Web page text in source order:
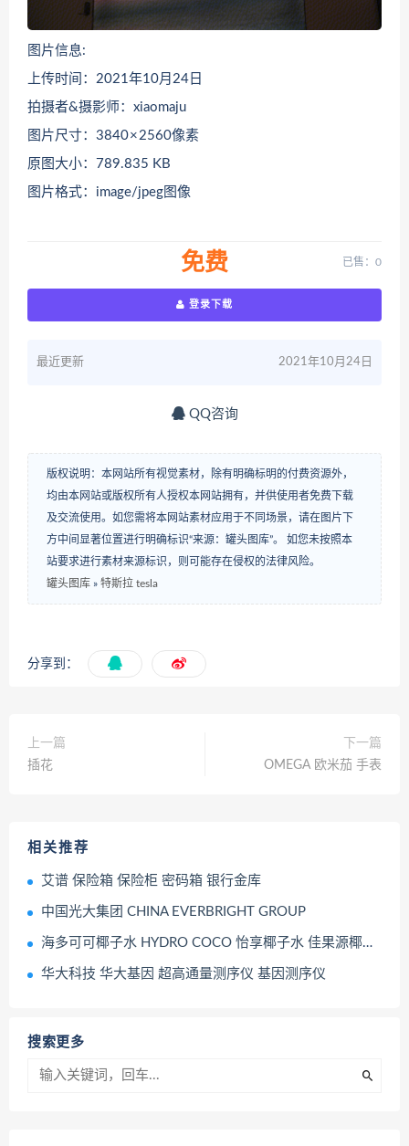
图片信息:
上传时间：2021年10月24日
拍摄者&摄影师：xiaomaju
图片尺寸：3840 × 2560像素
原图大小：789.835 KB
图片格式：image/jpeg图像
免费 已售：0
登录下载
最近更新 2021年10月24日
QQ咨询
版权说明：本网站所有视觉素材，除有明确标明的付费资源外，
均由本网站或版权所有人授权本网站拥有，并供使用者免费下载
及交流使用。如您需将本网站素材应用于不同场景，请在图片下
方中间显著位置进行明确标识“来源：罐头图库”。 如您未按照本
站要求进行素材来源标识，则可能存在侵权的法律风险。
罐头图库 » 特斯拉 tesla
分享到：
上一篇
插花
下一篇
OMEGA 欧米茄 手表
相关推荐
艾谱 保险箱 保险柜 密码箱 银行金库
中国光大集团 CHINA EVERBRIGHT GROUP
海多可可椰子水 HYDRO COCO 怡享椰子水 佳果源椰子水 大山楂 红枣山药饮 饮料
华大科技 华大基因 超高通量测序仪 基因测序仪
搜索更多